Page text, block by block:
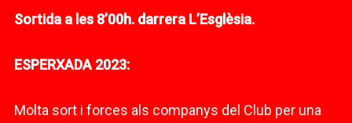
Sortida a les 8’00h. darrera L’Esglèsia.
ESPERXADA 2023:
Molta sort i forces als companys del Club per una